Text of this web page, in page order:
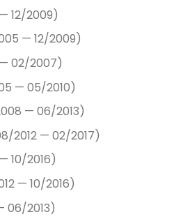
12/2009)
— 12/2009)
02/2007)
— 05/2010)
— 06/2013)
2012 — 02/2017)
10/2016)
— 10/2016)
06/2013)